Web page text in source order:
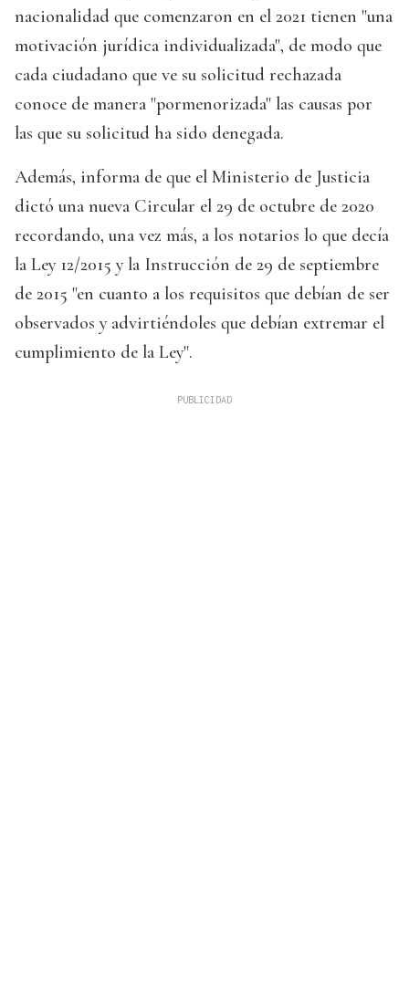
nacionalidad que comenzaron en el 2021 tienen "una
motivación jurídica individualizada", de modo que
cada ciudadano que ve su solicitud rechazada
conoce de manera "pormenorizada" las causas por
las que su solicitud ha sido denegada.
Además, informa de que el Ministerio de Justicia
dictó una nueva Circular el 29 de octubre de 2020
recordando, una vez más, a los notarios lo que decía
la Ley 12/2015 y la Instrucción de 29 de septiembre
de 2015 "en cuanto a los requisitos que debían de ser
observados y advirtiéndoles que debían extremar el
cumplimiento de la Ley".